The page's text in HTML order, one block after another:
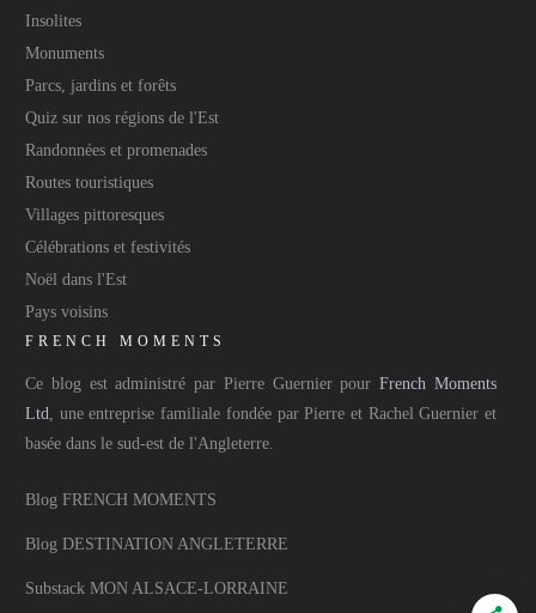
Insolites
Monuments
Parcs, jardins et forêts
Quiz sur nos régions de l'Est
Randonnées et promenades
Routes touristiques
Villages pittoresques
Célébrations et festivités
Noël dans l'Est
Pays voisins
FRENCH MOMENTS
Ce blog est administré par Pierre Guernier pourFrench Moments
Ltd, une entreprise familiale fondée par Pierre et Rachel Guernier et
basée dans le sud-est de l'Angleterre.
Blog FRENCH MOMENTS
Blog DESTINATION ANGLETERRE
Substack MON ALSACE-LORRAINE